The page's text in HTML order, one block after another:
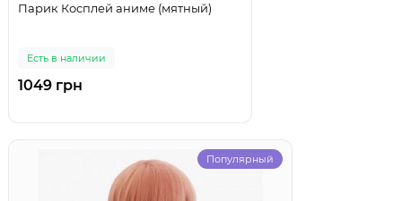
Парик Косплей аниме (мятный)
Есть в наличии
1049 грн
Популярный